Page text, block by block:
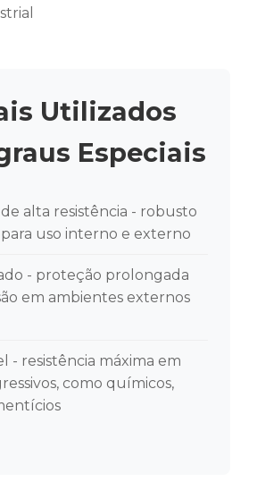
Utilizados
Especiais
alta resistência - robusto
uso interno e externo
- proteção prolongada
em ambientes externos
- resistência máxima em
como químicos,